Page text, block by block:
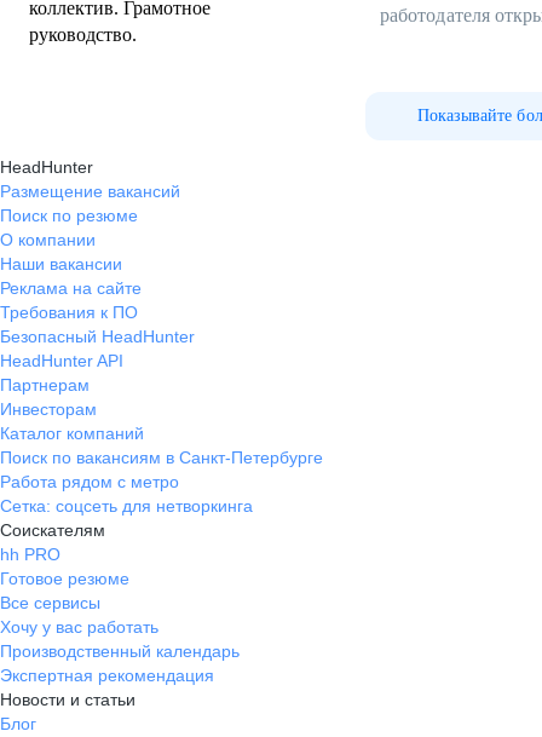
коллектив. Грамотное
руководство.
работодателя
Показывайте
HeadHunter
Размещение вакансий
Поиск по резюме
О компании
Наши вакансии
Реклама на сайте
Требования к ПО
Безопасный HeadHunter
HeadHunter API
Партнерам
Инвесторам
Каталог компаний
Поиск по вакансиям в Санкт-Петербурге
Работа рядом с метро
Сетка: соцсеть для нетворкинга
Соискателям
hh PRO
Готовое резюме
Все сервисы
Хочу у вас работать
Производственный календарь
Экспертная рекомендация
Новости и статьи
Блог